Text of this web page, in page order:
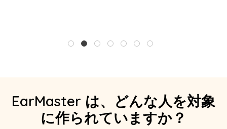
1 2 3 4 5 6 7
EarMaster は、どんな人を対象
に作られていますか？